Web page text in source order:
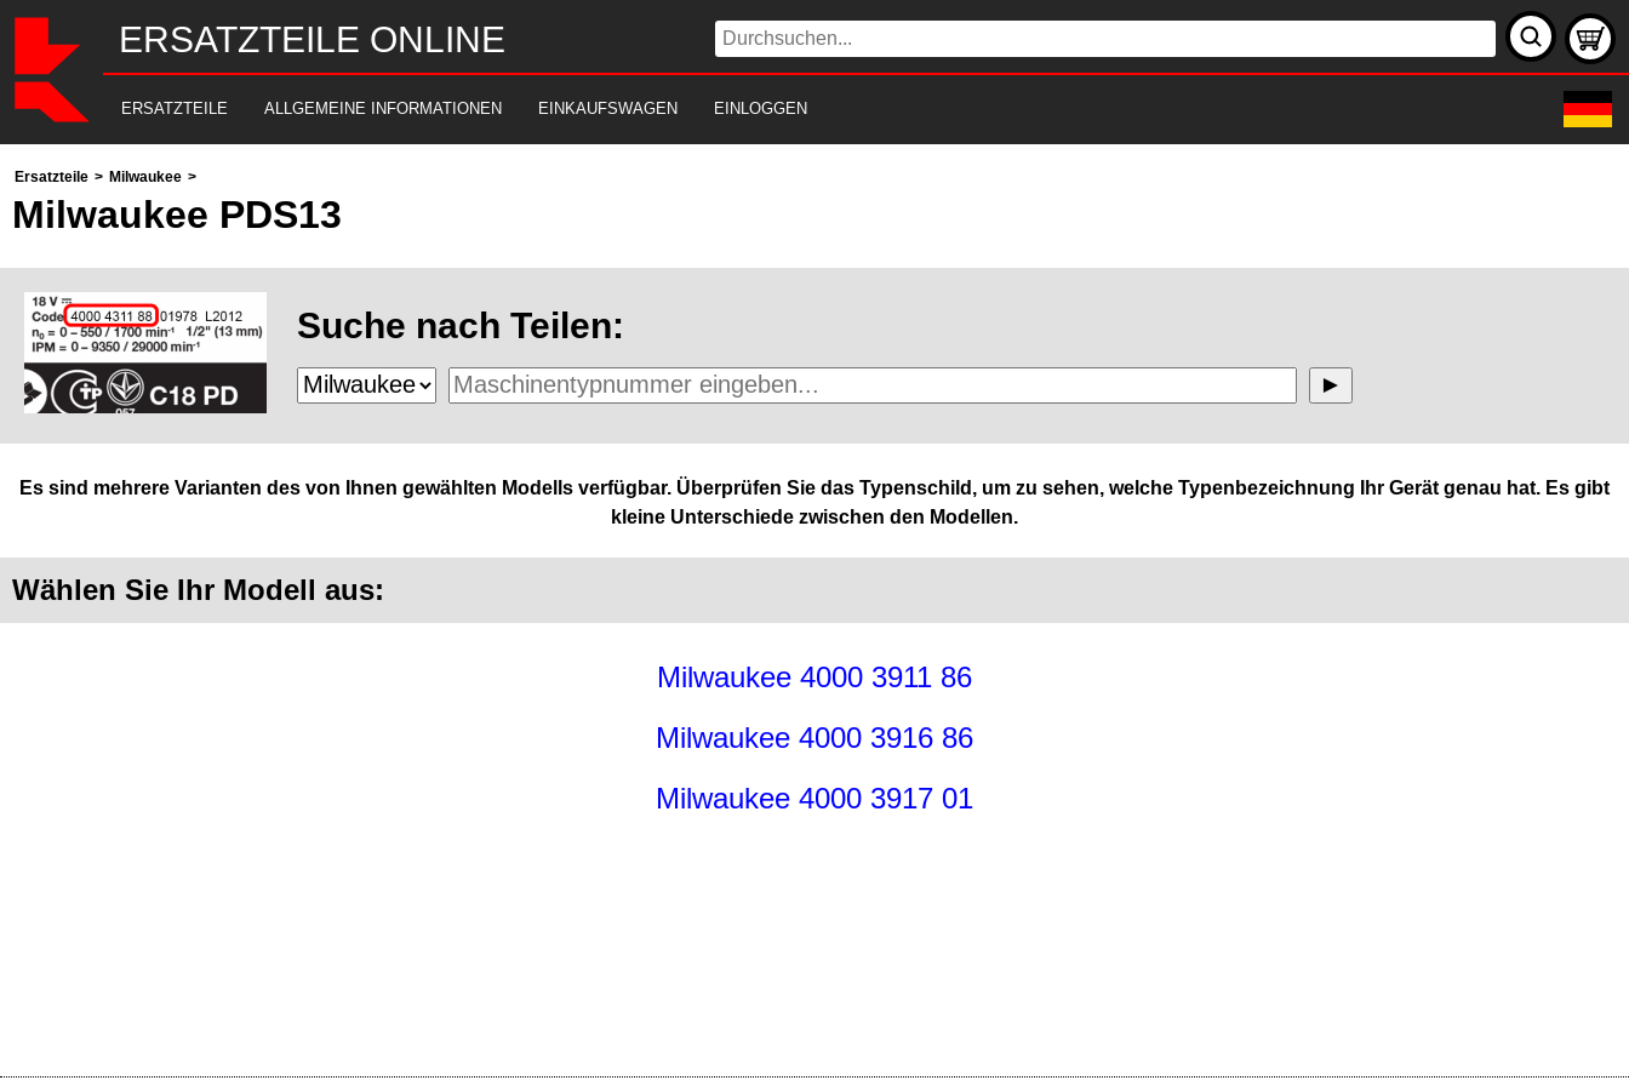
ERSATZTEILE ONLINE
ERSATZTEILE ALLGEMEINE INFORMATIONEN EINKAUFSWAGEN EINLOGGEN
Ersatzteile > Milwaukee >
Milwaukee PDS13
Suche nach Teilen:
Es sind mehrere Varianten des von Ihnen gewählten Modells verfügbar. Überprüfen Sie das Typenschild, um zu sehen, welche Typenbezeichnung Ihr Gerät genau hat. Es gibt
kleine Unterschiede zwischen den Modellen.
Wählen Sie Ihr Modell aus:
Milwaukee 4000 3911 86
Milwaukee 4000 3916 86
Milwaukee 4000 3917 01